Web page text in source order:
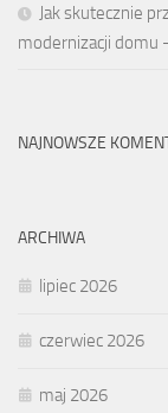
Jak skutecznie
modernizacji domu
NAJNOWSZE
ARCHIWA
lipiec 2026
czerwiec 2026
maj 2026